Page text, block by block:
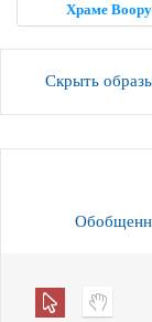
Храме
Скрыть